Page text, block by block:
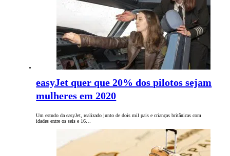
easyJet quer que 20% dos pilotos sejam
mulheres em 2020
Um estudo da easyJet, realizado junto de dois mil pais e crianças britânicas com
idades entre os seis e 16…